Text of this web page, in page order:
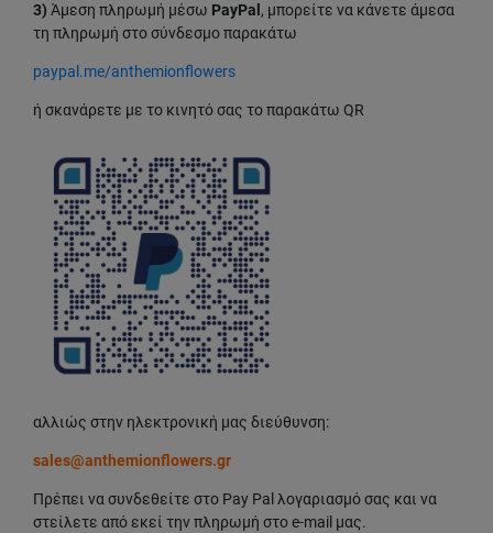
3) Άμεση πληρωμή μέσω PayPal , μπορείτε να κάνετε άμεσα
τη πληρωμή στο σύνδεσμο παρακάτω
paypal.me/anthemionflowers
ή σκανάρετε με το κινητό σας το παρακάτω QR
αλλιώς στην ηλεκτρονική μας διεύθυνση:
sales@anthemionflowers.gr
Πρέπει να συνδεθείτε στο Pay Pal λογαριασμό σας και να
στείλετε από εκεί την πληρωμή στο e-mail μας.